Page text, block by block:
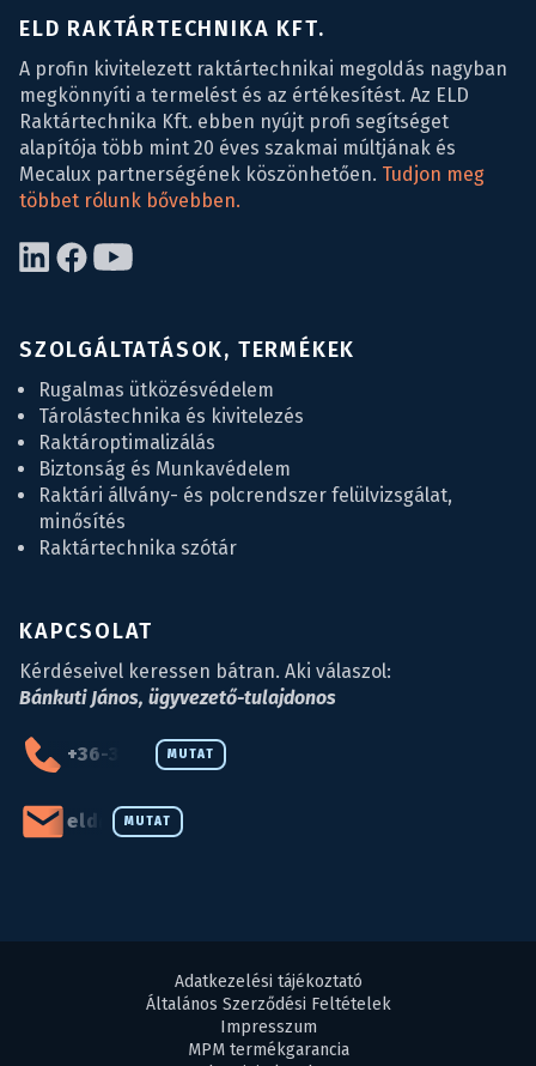
ELD RAKTÁRTECHNIKA KFT.
A profin kivitelezett raktártechnikai megoldás nagyban
megkönnyíti a termelést és az értékesítést. Az ELD
Raktártechnika Kft. ebben nyújt profi segítséget
alapítója több mint 20 éves szakmai múltjának és
Mecalux partnerségének köszönhetően. Tudjon meg
többet rólunk bővebben.
SZOLGÁLTATÁSOK, TERMÉKEK
Rugalmas ütközésvédelem
Tárolástechnika és kivitelezés
Raktároptimalizálás
Biztonság és Munkavédelem
Raktári állvány- és polcrendszer felülvizsgálat,
minősítés
Raktártechnika szótár
KAPCSOLAT
Kérdéseivel keressen bátran. Aki válaszol:
Bánkuti János, ügyvezető-tulajdonos
MUTAT
+36-34-590-027
MUTAT
eld@eld.hu
Adatkezelési tájékoztató
Általános Szerződési Feltételek
Impresszum
MPM termékgarancia